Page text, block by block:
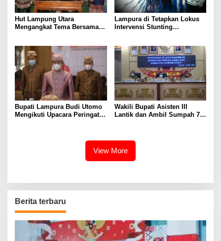
Hut Lampung Utara
Mengangkat Tema Bersama
Dengan Kebiasaan Baru di
Masa Pandemi
Lampura di Tetapkan Lokus
Intervensi Stunting
Bupati Lampura Budi Utomo
Mengikuti Upacara Peringatan
Wakili Bupati Asisten III
Lantik dan Ambil Sumpah 79
View More
Berita terbaru